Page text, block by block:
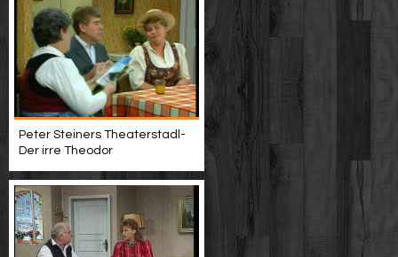
Peter Steiners Theaterstadl-
Der irre Theodor